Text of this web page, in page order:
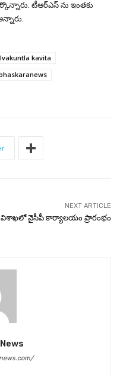
టీఆర్ఎస్ ను ఇంతకు
kavita
NEXT ARTICLE
విశాఖలో వైసీపీ కార్యాలయం ప్రారంభం